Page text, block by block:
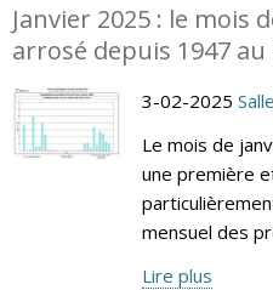
Janvier 2025 : le mois
arrosé depuis 1947 au
3-02-2025
Le mois de
une première
mensuel des
Lire plus